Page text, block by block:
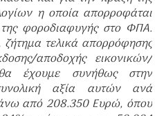
η οποία απορροφάται
φοροδιαφυγής στο ΦΠΑ.
τελικά απορρόφησης
αποδοχής εικονικών/
έχουμε συνήθως στην
αξία αυτών ανά
από 208.350 Ευρώ, όπου